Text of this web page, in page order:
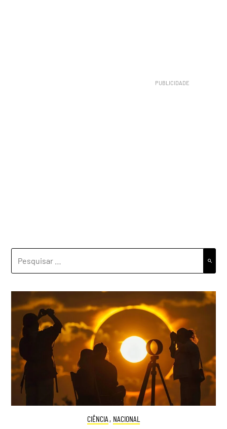
CIÊNCIA , NACIONAL